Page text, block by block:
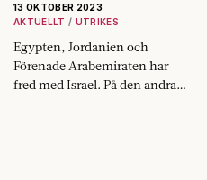
13 OKTOBER 2023
AKTUELLT
UTRIKES
Egypten, Jordanien och
Förenade Arabemiraten har
fred med Israel. På den andra